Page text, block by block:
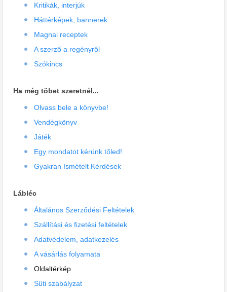
Kritikák, interjúk
Háttérképek, bannerek
Magnai receptek
A szerző a regényről
Szókincs
Ha még töbet szeretnél...
Olvass bele a könyvbe!
Vendégkönyv
Játék
Egy mondatot kérünk tőled!
Gyakran Ismételt Kérdések
Lábléc
Általános Szerződési Feltételek
Szállítási és fizetési feltételek
Adatvédelem, adatkezelés
A vásárlás folyamata
Oldaltérkép
Süti szabályzat